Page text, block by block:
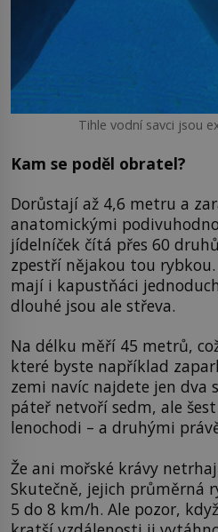
Tihle vodní savci jsou
Kam se poděl obratel?
Dorůstají až 4,6 metru a
anatomickými
jídelníček čítá přes 60
zpestří nějakou tou
mají i kapustňáci
dlouhé jsou ale střeva.
Na délku měří 45 metrů,
které byste například
zemi navíc najdete jen dva
páteř netvoří sedm, ale
lenochodi – a druhými
Že ani mořské krávy
Skutečně, jejich průměrná
5 do 8 km/h. Ale pozor,